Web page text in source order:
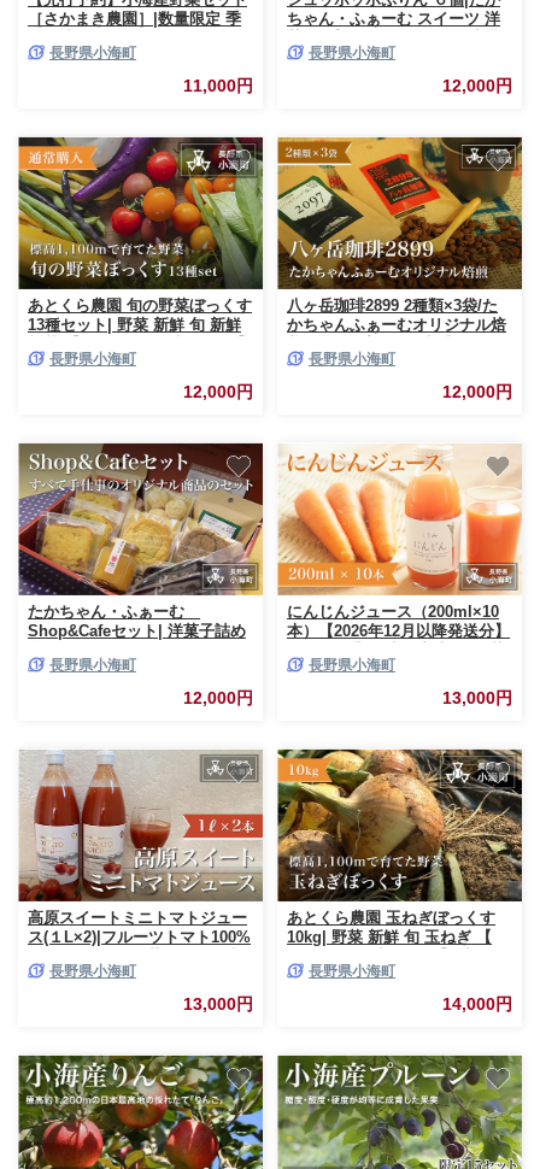
［さかまき農園］|数量限定 季
菜 農園直送 長野県小海町
長野県小海町
11,000円
ちゃん・ふぁーむ スイーツ 洋
長野県小海町
長野県小海町
12,000円
あとくら農園 旬の野菜ぼっくす
13種セット| 野菜 新鮮 旬 新鮮
高原野菜 農家直送/長野県小海
長野県小海町
12,000円
八ヶ岳珈琲2899 2種類×3袋/た
かちゃんふぁーむオリジナル焙
ー 長野県小海町
長野県小海町
12,000円
たかちゃん・ふぁーむ
Shop&Cafeセット| 洋菓子詰め
ツ 洋菓子 焼き菓子 長野県小海
長野県小海町
12,000円
にんじんジュース（200ml×10
本）【2026年12月以降発送分】
人参 にんじん 贈り物 ギフト 農
長野県小海町
13,000円
高原スイートミニトマトジュー
ス(１L×2)|フルーツトマト100%
原湖高原農場 長野県小海町
長野県小海町
13,000円
あとくら農園 玉ねぎぼっくす
10kg| 野菜 新鮮 旬 玉ねぎ 【
野菜 農家直送/長野県小海町
長野県小海町
14,000円